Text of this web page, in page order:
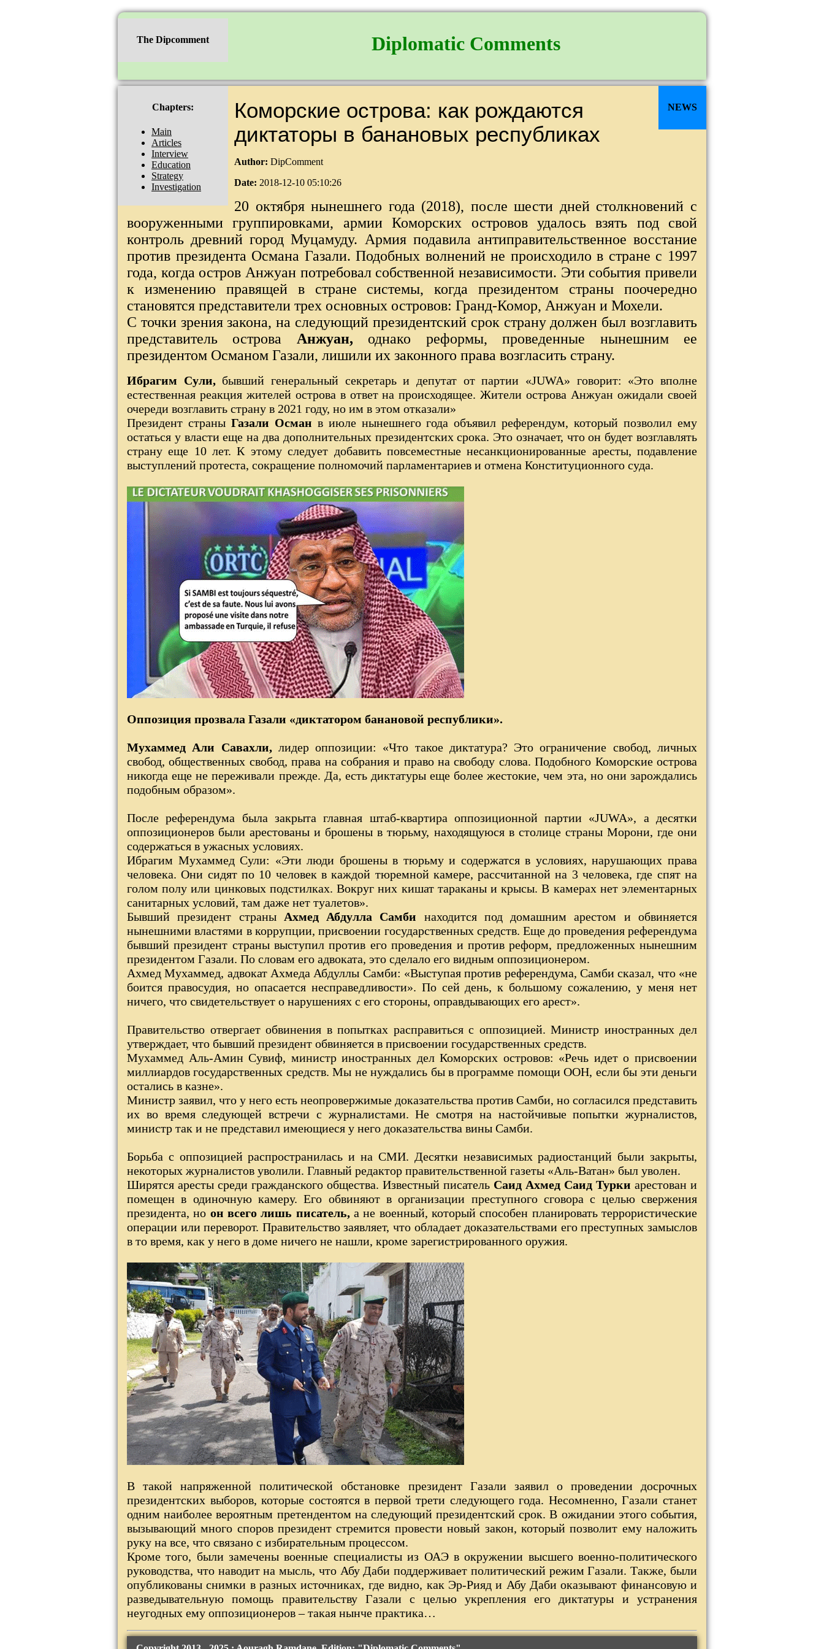
The Dipcomment Diplomatic Comments
Chapters:
Main
Articles
Interview
Education
Strategy
Investigation
NEWS
Коморские острова: как рождаются
диктаторы в банановых республиках
Author: DipComment
Date: 2018-12-10 05:10:26
20 октября нынешнего года (2018), после шести дней столкновений с
вооруженными группировками, армии Коморских островов удалось взять под свой
контроль древний город Муцамуду. Армия подавила антиправительственное восстание
против президента Османа Газали. Подобных волнений не происходило в стране с 1997
года, когда остров Анжуан потребовал собственной независимости. Эти события привели
к изменению правящей в стране системы, когда президентом страны поочередно
становятся представители трех основных островов: Гранд-Комор, Анжуан и Мохели.
С точки зрения закона, на следующий президентский срок страну должен был возглавить
представитель острова Анжуан, однако реформы, проведенные нынешним ее
президентом Османом Газали, лишили их законного права возгласить страну.
Ибрагим Сули, бывший генеральный секретарь и депутат от партии «JUWA» говорит: «Это вполне
естественная реакция жителей острова в ответ на происходящее. Жители острова Анжуан ожидали своей
очереди возглавить страну в 2021 году, но им в этом отказали»
Президент страны Газали Осман в июле нынешнего года объявил референдум, который позволил ему
остаться у власти еще на два дополнительных президентских срока. Это означает, что он будет возглавлять
страну еще 10 лет. К этому следует добавить повсеместные несанкционированные аресты, подавление
выступлений протеста, сокращение полномочий парламентариев и отмена Конституционного суда.
Оппозиция прозвала Газали «диктатором банановой республики».
Мухаммед Али Савахли, лидер оппозиции: «Что такое диктатура? Это ограничение свобод, личных
свобод, общественных свобод, права на собрания и право на свободу слова. Подобного Коморские острова
никогда еще не переживали прежде. Да, есть диктатуры еще более жестокие, чем эта, но они зарождались
подобным образом».
После референдума была закрыта главная штаб-квартира оппозиционной партии «JUWA», а десятки
оппозиционеров были арестованы и брошены в тюрьму, находящуюся в столице страны Морони, где они
содержаться в ужасных условиях.
Ибрагим Мухаммед Сули: «Эти люди брошены в тюрьму и содержатся в условиях, нарушающих права
человека. Они сидят по 10 человек в каждой тюремной камере, рассчитанной на 3 человека, где спят на
голом полу или цинковых подстилках. Вокруг них кишат тараканы и крысы. В камерах нет элементарных
санитарных условий, там даже нет туалетов».
Бывший президент страны Ахмед Абдулла Самби находится под домашним арестом и обвиняется
нынешними властями в коррупции, присвоении государственных средств. Еще до проведения референдума
бывший президент страны выступил против его проведения и против реформ, предложенных нынешним
президентом Газали. По словам его адвоката, это сделало его видным оппозиционером.
Ахмед Мухаммед, адвокат Ахмеда Абдуллы Самби: «Выступая против референдума, Самби сказал, что «не
боится правосудия, но опасается несправедливости». По сей день, к большому сожалению, у меня нет
ничего, что свидетельствует о нарушениях с его стороны, оправдывающих его арест».
Правительство отвергает обвинения в попытках расправиться с оппозицией. Министр иностранных дел
утверждает, что бывший президент обвиняется в присвоении государственных средств.
Мухаммед Аль-Амин Сувиф, министр иностранных дел Коморских островов: «Речь идет о присвоении
миллиардов государственных средств. Мы не нуждались бы в программе помощи ООН, если бы эти деньги
остались в казне».
Министр заявил, что у него есть неопровержимые доказательства против Самби, но согласился представить
их во время следующей встречи с журналистами. Не смотря на настойчивые попытки журналистов,
министр так и не представил имеющиеся у него доказательства вины Самби.
Борьба с оппозицией распространилась и на СМИ. Десятки независимых радиостанций были закрыты,
некоторых журналистов уволили. Главный редактор правительственной газеты «Аль-Ватан» был уволен.
Ширятся аресты среди гражданского общества. Известный писатель Саид Ахмед Саид Турки арестован и
помещен в одиночную камеру. Его обвиняют в организации преступного сговора с целью свержения
президента, но он всего лишь писатель,а не военный, который способен планировать террористические
операции или переворот. Правительство заявляет, что обладает доказательствами его преступных замыслов
в то время, как у него в доме ничего не нашли, кроме зарегистрированного оружия.
В такой напряженной политической обстановке президент Газали заявил о проведении досрочных
президентских выборов, которые состоятся в первой трети следующего года. Несомненно, Газали станет
одним наиболее вероятным претендентом на следующий президентский срок. В ожидании этого события,
вызывающий много споров президент стремится провести новый закон, который позволит ему наложить
руку на все, что связано с избирательным процессом.
Кроме того, были замечены военные специалисты из ОАЭ в окружении высшего военно-политического
руководства, что наводит на мысль, что Абу Даби поддерживает политический режим Газали. Также, были
опубликованы снимки в разных источниках, где видно, как Эр-Рияд и Абу Даби оказывают финансовую и
разведывательную помощь правительству Газали с целью укрепления его диктатуры и устранения
неугодных ему оппозиционеров – такая нынче практика…